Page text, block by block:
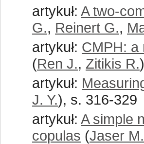
artykuł: A two-
G., Reinert G.,
artykuł: CMPH: a
(Ren J., Zitikis R.
artykuł:
J. Y.), s. 316-329
artykuł: A simple
copulas (Jaser M.